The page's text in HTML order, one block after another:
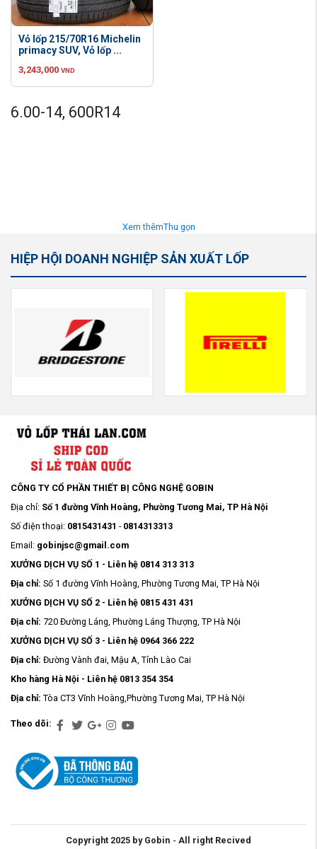
Vỏ lốp 215/70R16 Michelin
primacy SUV, Vỏ lốp ...
3,243,000 VND
6.00-14, 600R14
Xem thêmThu gọn
HIỆP HỘI DOANH NGHIỆP SẢN XUẤT LỐP
CÔNG TY CỔ PHẦN THIẾT BỊ CÔNG NGHỆ GOBIN
Địa chỉ: Số 1 đường Vĩnh Hoàng, Phường Tương Mai, TP Hà Nội
Số điện thoại: 0815431431 - 0814313313
Email: gobinjsc@gmail.com
XƯỞNG DỊCH VỤ SỐ 1 - Liên hệ 0814 313 313
Địa chỉ: Số 1 đường Vĩnh Hoàng, Phường Tương Mai, TP Hà Nội
XƯỞNG DỊCH VỤ SỐ 2 - Liên hệ 0815 431 431
Địa chỉ: 720 Đường Láng, Phường Láng Thượng, TP Hà Nội
XƯỞNG DỊCH VỤ SỐ 3 - Liên hệ 0964 366 222
Địa chỉ: Đường Vành đai, Mậu A, Tỉnh Lào Cai
Kho hàng Hà Nội - Liên hệ 0813 354 354
Địa chỉ: Tòa CT3 Vĩnh Hoàng,Phường Tương Mai, TP Hà Nội
Theo dõi:
Copyright 2025 by Gobin - All right Recived